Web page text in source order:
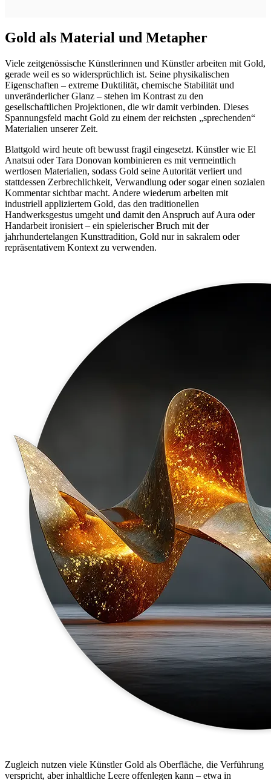
Gold als Material und Metapher
Viele zeitgenössische Künstlerinnen und Künstler arbeiten mit Gold,
gerade weil es so widersprüchlich ist. Seine physikalischen
Eigenschaften – extreme Duktilität, chemische Stabilität und
unveränderlicher Glanz – stehen im Kontrast zu den
gesellschaftlichen Projektionen, die wir damit verbinden. Dieses
Spannungsfeld macht Gold zu einem der reichsten „sprechenden“
Materialien unserer Zeit.
Blattgold wird heute oft bewusst fragil eingesetzt. Künstler wie El
Anatsui oder Tara Donovan kombinieren es mit vermeintlich
wertlosen Materialien, sodass Gold seine Autorität verliert und
stattdessen Zerbrechlichkeit, Verwandlung oder sogar einen sozialen
Kommentar sichtbar macht. Andere wiederum arbeiten mit
industriell appliziertem Gold, das den traditionellen
Handwerksgestus umgeht und damit den Anspruch auf Aura oder
Handarbeit ironisiert – ein spielerischer Bruch mit der
jahrhundertelangen Kunsttradition, Gold nur in sakralem oder
repräsentativem Kontext zu verwenden.
Zugleich nutzen viele Künstler Gold als Oberfläche, die Verführung
verspricht, aber inhaltliche Leere offenlegen kann – etwa in